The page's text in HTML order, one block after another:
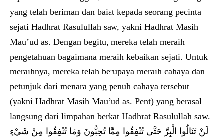
yang telah beriman dan baiat kepada seorang pecinta
sejati Hadhrat Rasulullah saw, yakni Hadhrat Masih
Mau’ud as. Dengan begitu, mereka telah meraih
pengetahuan bagaimana meraih kebaikan sejati. Untuk
meraihnya, mereka telah berupaya meraih cahaya dan
petunjuk dari menara yang penuh cahaya tersebut
(yakni Hadhrat Masih Mau’ud as. Pent) yang berasal
langsung dari limpahan berkat Hadhrat Rasulullah saw.
لَنْ تَنَالُوا الْبِرَّ حَتَّى تُنْفِقُوا مِمَّا تُحِبُّونَ وَمَا تُنْفِقُوا مِنْ شَيْءٍ